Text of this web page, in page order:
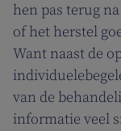
hen pas terug
of het herstel
Want naast de
van de
informatie veel